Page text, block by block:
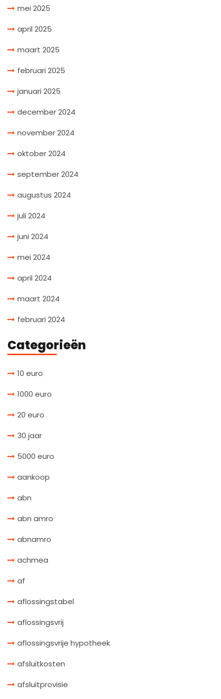
mei 2025
april 2025
maart 2025
februari 2025
januari 2025
december 2024
november 2024
oktober 2024
september 2024
augustus 2024
juli 2024
juni 2024
mei 2024
april 2024
maart 2024
februari 2024
Categorieën
10 euro
1000 euro
20 euro
30 jaar
5000 euro
aankoop
abn
abn amro
abnamro
achmea
af
aflossingstabel
aflossingsvrij
aflossingsvrije hypotheek
afsluitkosten
afsluitprovisie